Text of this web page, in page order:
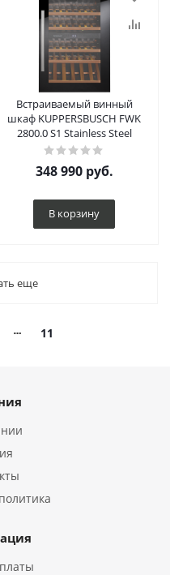
Встраиваемый винный
шкаф KUPPERSBUSCH FWK
2800.0 S1 Stainless Steel
348 990руб.
В корзину
еще
11